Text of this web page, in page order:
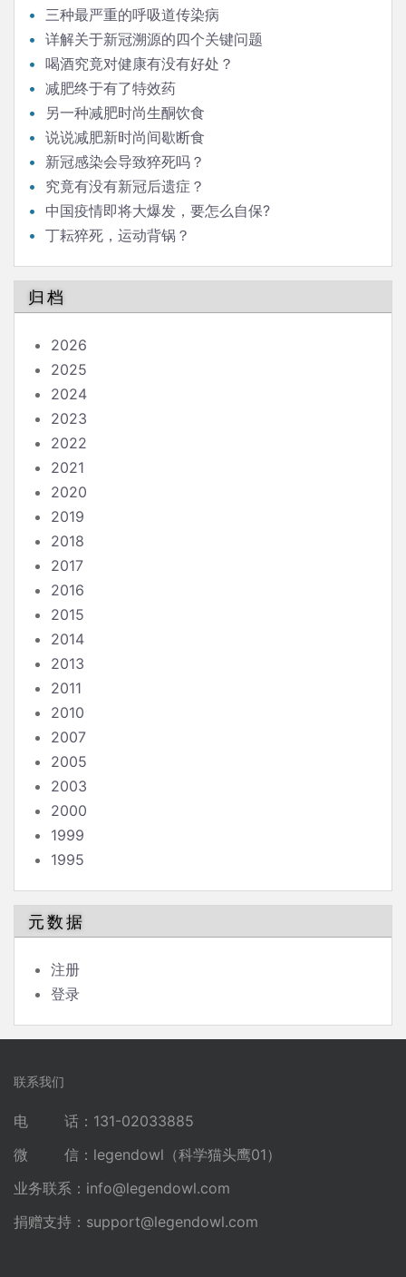
三种最严重的呼吸道传染病
详解关于新冠溯源的四个关键问题
喝酒究竟对健康有没有好处？
减肥终于有了特效药
另一种减肥时尚生酮饮食
说说减肥新时尚间歇断食
新冠感染会导致猝死吗？
究竟有没有新冠后遗症？
中国疫情即将大爆发，要怎么自保?
丁耘猝死，运动背锅？
归档
2026
2025
2024
2023
2022
2021
2020
2019
2018
2017
2016
2015
2014
2013
2011
2010
2007
2005
2003
2000
1999
1995
元数据
注册
登录
联系我们
电 话：131-02033885
微 信：legendowl（科学猫头鹰01）
业务联系： info@legendowl.com
捐赠支持： support@legendowl.com